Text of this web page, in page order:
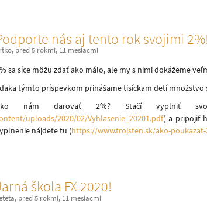
nás aj tento rok svojimi 2%!
, pred 5 rokmi, 11 mesiacmi
sa síce môžu zdať ako málo, ale my s nimi dokážeme
týmto príspevkom prinášame tisíckam detí množstvo
nám darovať 2%? Stačí vyplniť
uploads/2020/02/Vyhlasenie_20201.pdf) a pripojiť
nájdete tu (https://www.trojsten.sk/ako-
škola FX 2020!
, pred 5 rokmi, 11 mesiacmi